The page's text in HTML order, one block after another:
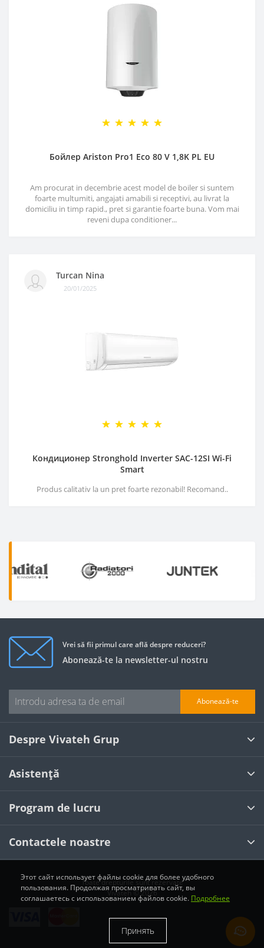
Бойлер Ariston Pro1 Eco 80 V 1,8K PL EU
Am procurat in decembrie acest model de boiler si suntem
foarte multumiti, angajati amabili si receptivi, au livrat la
domiciliu in timp rapid., pret si garantie foarte buna. Vom mai
reveni dupa conditioner...
Turcan Nina
20/01/2025
Кондиционер Stronghold Inverter SAC-12SI Wi-Fi
Smart
Produs calitativ la un pret foarte rezonabil! Recomand..
Vrei să fii primul care află despre reduceri?
Abonează-te la newsletter-ul nostru
Abonează-te
Despre Vivateh Grup
Asistență
Program de lucru
Contactele noastre
Toate drepturile sunt rezervate
Vivateh © 2026
Этот сайт использует файлы cookie для более удобного
пользования. Продолжая просматривать сайт, вы
соглашаетесь с использованием файлов cookie. Подробнее
Принять